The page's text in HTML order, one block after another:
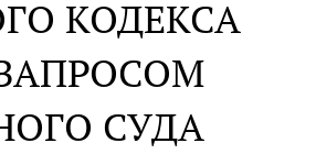
КОДЕКСА
СУДА